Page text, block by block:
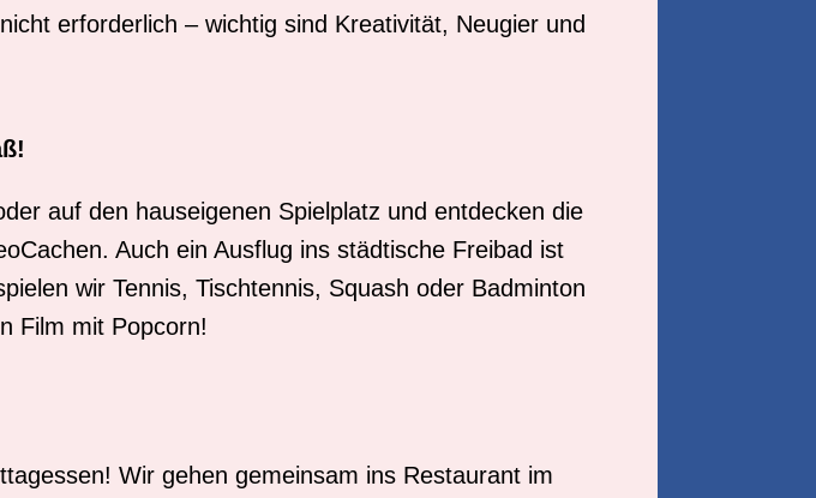
erforderlich – wichtig sind Kreativität, Neugier und
auf den hauseigenen Spielplatz und entdecken die
Auch ein Ausflug ins städtische Freibad ist
wir Tennis, Tischtennis, Squash oder Badminton
Film mit Popcorn!
Wir gehen gemeinsam ins Restaurant im